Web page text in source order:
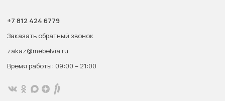
+7 812 424 6779
Заказать обратный звонок
zakaz@mebelvia.ru
Время работы: 09:00 – 21:00